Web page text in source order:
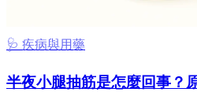
🩺 疾病與用藥
半夜小腿抽筋是怎麼回事？